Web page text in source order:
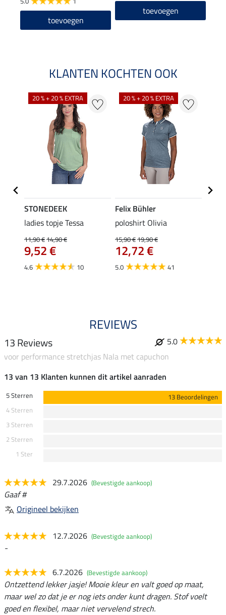
toevoegen
toevoegen
KLANTEN KOCHTEN OOK
20 % + 20 % EXTRA
STONEDEEK
ladies topje Tessa
11,90 €14,90 €
9,52 €
4.6 10
20 % + 20 % EXTRA
Felix Bühler
poloshirt Olivia
15,90 €19,90 €
12,72 €
5.0 41
REVIEWS
13 Reviews
5.0
voor performance stretchjas Nala met capuchon
13 van 13 Klanten kunnen dit artikel aanraden
5 Sterren
13 Beoordelingen
4 Sterren
3 Sterren
2 Sterren
1 Ster
29.7.2026 (Bevestigde aankoop)
Gaaf #
Origineel bekijken
12.7.2026 (Bevestigde aankoop)
-
6.7.2026 (Bevestigde aankoop)
Ontzettend lekker jasje! Mooie kleur en valt goed op maat,
maar wel zo dat je er nog iets onder kunt dragen. Stof voelt
goed en flexibel, maar niet vervelend strech.